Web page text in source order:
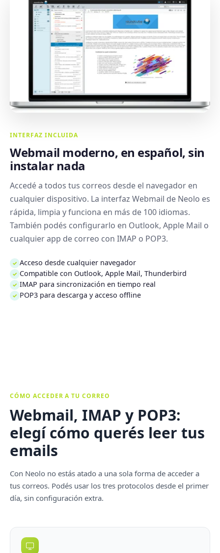
INTERFAZ INCLUIDA
Webmail moderno, en español, sin
instalar nada
Accedé a todos tus correos desde el navegador en
cualquier dispositivo. La interfaz Webmail de Neolo es
rápida, limpia y funciona en más de 100 idiomas.
También podés configurarlo en Outlook, Apple Mail o
cualquier app de correo con IMAP o POP3.
✓ Acceso desde cualquier navegador
✓ Compatible con Outlook, Apple Mail, Thunderbird
✓ IMAP para sincronización en tiempo real
✓ POP3 para descarga y acceso offline
CÓMO ACCEDER A TU CORREO
Webmail, IMAP y POP3:
elegí cómo querés leer tus
emails
Con Neolo no estás atado a una sola forma de acceder a
tus correos. Podés usar los tres protocolos desde el primer
día, sin configuración extra.